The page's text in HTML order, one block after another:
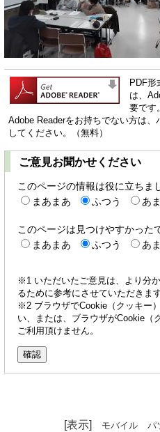
PDF形
は、
要です。
Adobe Readerをお持ちでない方は
してください。（無料）
ご意見お聞かせください
このページの情報は役に立ちま
まあまあ
ふつう あ
このページは見つけやすかった
まあまあ
ふつう あ
※1 いただいたご意見は、より分
るために参考にさせていただきま
※2 ブラウザでCookie（クッキー
い、または、ブラウザがCookie（
ご利用頂けません。
[表示] モバイル パ